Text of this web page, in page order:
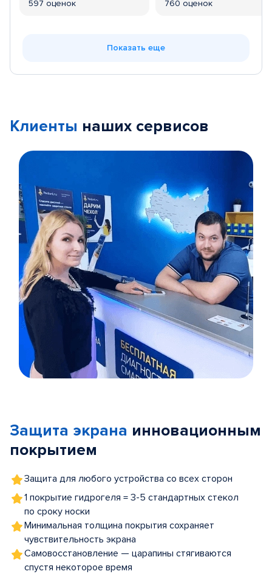
597 оценок 760 оценок
Показать еще
Клиенты наших сервисов
5
Защита экрана инновационным
покрытием
Защита для любого устройства со всех сторон
1 покрытие гидрогеля = 3-5 стандартных стекол
по сроку носки
Минимальная толщина покрытия сохраняет
чувствительность экрана
Самовосстановление — царапины стягиваются
спустя некоторое время